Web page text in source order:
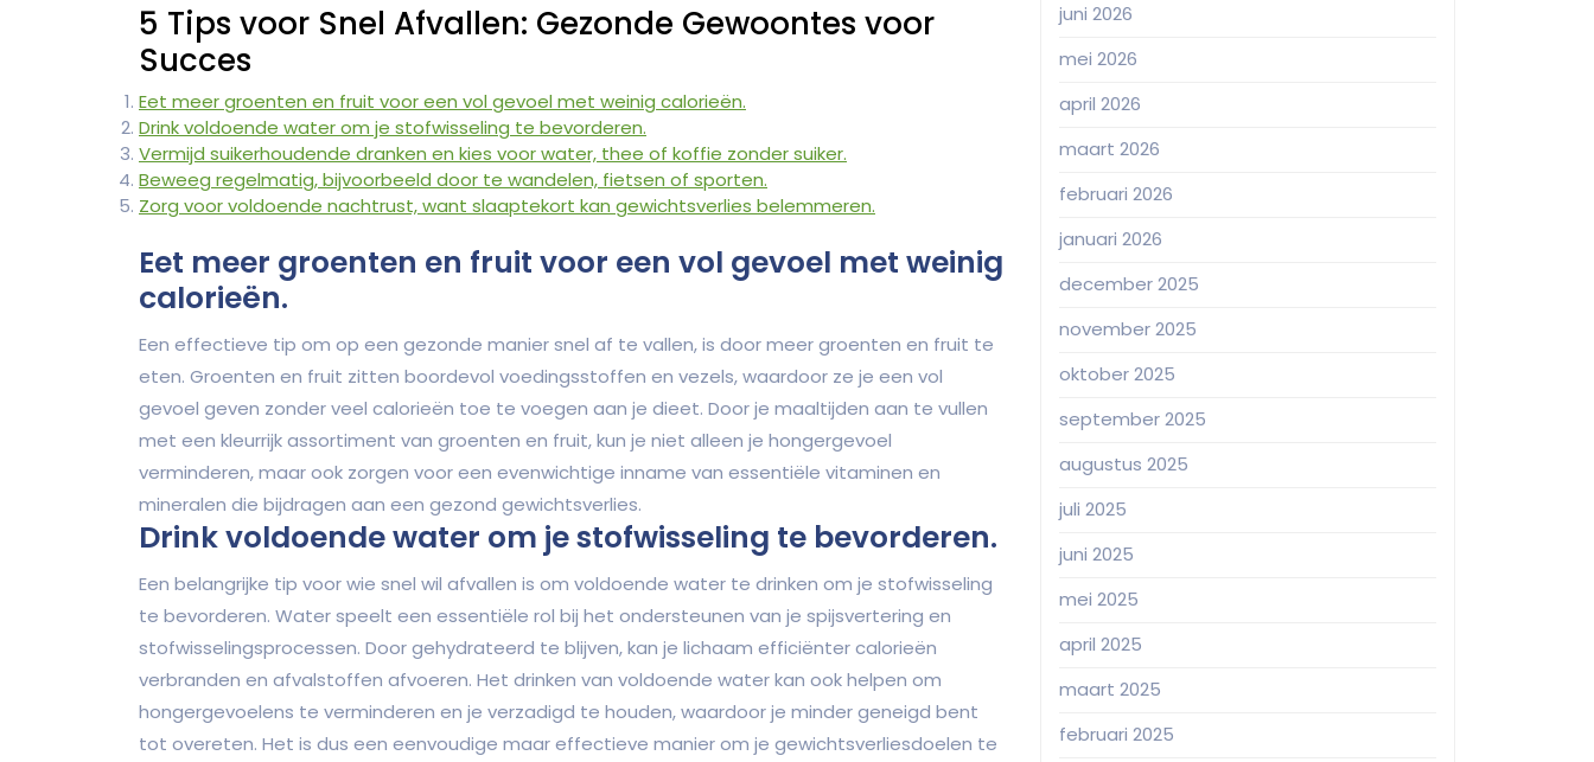
5 Tips voor Snel Afvallen: Gezonde Gewoontes voor
Succes
Eet meer groenten en fruit voor een vol gevoel met weinig calorieën.
Drink voldoende water om je stofwisseling te bevorderen.
Vermijd suikerhoudende dranken en kies voor water, thee of koffie zonder suiker.
Beweeg regelmatig, bijvoorbeeld door te wandelen, fietsen of sporten.
Zorg voor voldoende nachtrust, want slaaptekort kan gewichtsverlies belemmeren.
Eet meer groenten en fruit voor een vol gevoel met weinig
calorieën.
Een effectieve tip om op een gezonde manier snel af te vallen, is door meer groenten en fruit te
eten. Groenten en fruit zitten boordevol voedingsstoffen en vezels, waardoor ze je een vol
gevoel geven zonder veel calorieën toe te voegen aan je dieet. Door je maaltijden aan te vullen
met een kleurrijk assortiment van groenten en fruit, kun je niet alleen je hongergevoel
verminderen, maar ook zorgen voor een evenwichtige inname van essentiële vitaminen en
mineralen die bijdragen aan een gezond gewichtsverlies.
Drink voldoende water om je stofwisseling te bevorderen.
Een belangrijke tip voor wie snel wil afvallen is om voldoende water te drinken om je stofwisseling
te bevorderen. Water speelt een essentiële rol bij het ondersteunen van je spijsvertering en
stofwisselingsprocessen. Door gehydrateerd te blijven, kan je lichaam efficiënter calorieën
verbranden en afvalstoffen afvoeren. Het drinken van voldoende water kan ook helpen om
hongergevoelens te verminderen en je verzadigd te houden, waardoor je minder geneigd bent
tot overeten. Het is dus een eenvoudige maar effectieve manier om je gewichtsverliesdoelen te
juni 2026
mei 2026
april 2026
maart 2026
februari 2026
januari 2026
december 2025
november 2025
oktober 2025
september 2025
augustus 2025
juli 2025
juni 2025
mei 2025
april 2025
maart 2025
februari 2025